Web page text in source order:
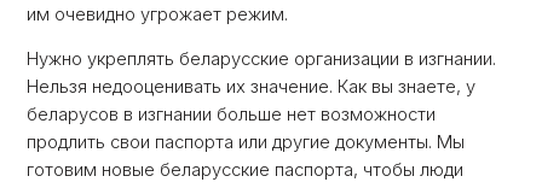
им очевидно угрожает режим.
Нужно укреплять беларусские организации в изгнании.
Нельзя недооценивать их значение. Как вы знаете, у
беларусов в изгнании больше нет возможности
продлить свои паспорта или другие документы. Мы
готовим новые беларусские паспорта, чтобы люди